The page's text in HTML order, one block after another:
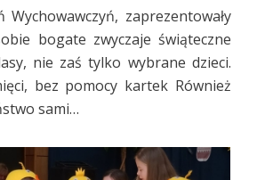
zaprezentowały
bogate zwyczaje świąteczne
nie zaś tylko wybrane dzieci.
bez pomocy kartek Również
sami…